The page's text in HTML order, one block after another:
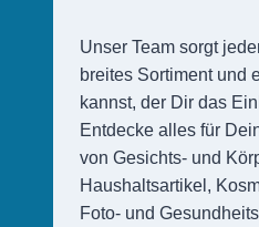
Unser Team sorgt
breites Sortiment und
kannst, der Dir das
Entdecke alles für
von Gesichts- und
Haushaltsartikel,
Foto- und